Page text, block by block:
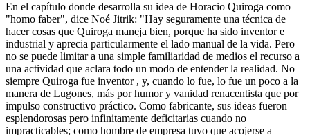
En el capítulo donde desarrolla su idea de Horacio Quiroga como
"homo faber", dice Noé Jitrik: "Hay seguramente una técnica de
hacer cosas que Quiroga maneja bien, porque ha sido inventor e
industrial y aprecia particularmente el lado manual de la vida. Pero
no se puede limitar a una simple familiaridad de medios el recurso a
una actividad que aclara todo un modo de entender la realidad. No
siempre Quiroga fue inventor , y, cuando lo fue, lo fue un poco a la
manera de Lugones, más por humor y vanidad renacentista que por
impulso constructivo práctico. Como fabricante, sus ideas fueron
esplendorosas pero infinitamente deficitarias cuando no
impracticables; como hombre de empresa tuvo que acojerse a